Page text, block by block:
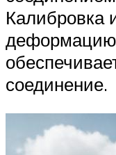
Калибровка
деформацию
соединение.